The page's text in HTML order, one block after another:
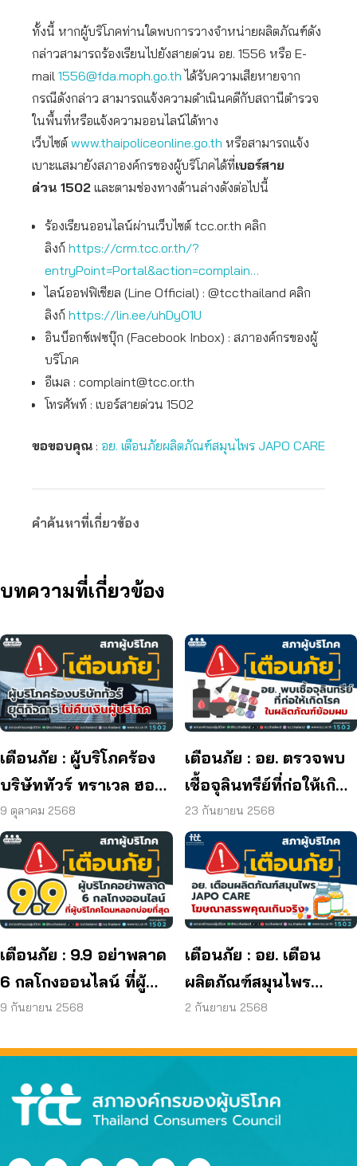
ทั้งนี้ หากผู้บริโภคท่านใดพบการวางจำหน่ายผลิตภัณฑ์ดัง
กล่าวสามารถร้องเรียนไปยังสายด่วน อย. 1556 หรือ E-
mail 1556@fda.moph.go.th ได้รับความเสียหายจาก
กรณีดังกล่าว สามารถแจ้งความดำเนินคดีกับสถานีตำรวจ
ในพื้นที่หรือแจ้งความออนไลน์ได้ทาง
เว็บไซต์ www.thaipoliceonline.go.th หรือสามารถแจ้ง
เบาะแสมายังสภาองค์กรของผู้บริโภคได้ที่เบอร์สาย
ด่วน 1502 และตามช่องทางด้านล่างดังต่อไปนี้
ร้องเรียนออนไลน์ผ่านเว็บไซต์ tcc.or.th คลิก
ลิงก์ https://crm.tcc.or.th/?
entryPoint=Portal&action=complain…
ไลน์ออฟฟิเชียล (Line Official) : @tccthailand คลิก
ลิงก์ https://lin.ee/uhDyO1U
อินบ็อกซ์เฟซบุ๊ก (Facebook Inbox) : สภาองค์กรของผู้
บริโภค
อีเมล : complaint@tcc.or.th
โทรศัพท์ : เบอร์สายด่วน 1502
ขอขอบคุณ : อย. เตือนภัยผลิตภัณฑ์สมุนไพร JAPO CARE
คำค้นหาที่เกี่ยวข้อง
บทความที่เกี่ยวข้อง
เตือนภัย : ผู้บริโภคร้อง
บริษัททัวร์ ทราเวล ฮอลิ
เดย์ ยุติกิจการ ไม่คืนเงิน
ผู้บริโภค
9 ตุลาคม 2568
เตือนภัย : อย. ตรวจพบ
เชื้อจุลินทรีย์ที่ก่อให้เกิด
โรค และพบแบคทีเรีย
ยีสต์ และรา เกิน
มาตรฐานกำหนด ใน
ผลิตภัณฑ์ย้อมผม
23 กันยายน 2568
เตือนภัย : 9.9 อย่าพลาด
6 กลโกงออนไลน์ ที่ผู้
บริโภคโดนหลอกบ่อย
9 กันยายน 2568
เตือนภัย : อย. เตือน
ผลิตภัณฑ์สมุนไพร
JAPO CARE โฆษณา
2 กันยายน 2568